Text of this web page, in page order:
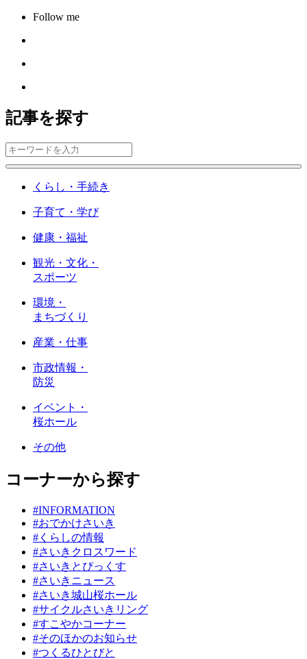
Follow me
記事を探す
くらし・手続き
子育て・学び
健康・福祉
観光・文化・
スポーツ
環境・
まちづくり
産業・仕事
市政情報・
防災
イベント・
桜ホール
その他
コーナーから探す
#INFORMATION
#おでかけさいき
#くらしの情報
#さいきクロスワード
#さいきとぴっくす
#さいきニュース
#さいき城山桜ホール
#サイクルさいきリング
#すこやかコーナー
#そのほかのお知らせ
#つくるひとびと